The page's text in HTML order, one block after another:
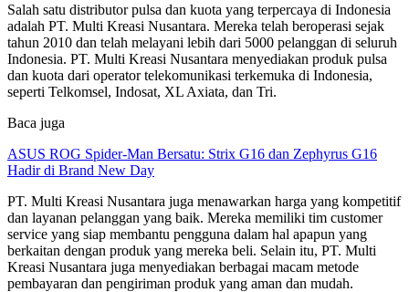
Salah satu distributor pulsa dan kuota yang terpercaya di Indonesia
adalah PT. Multi Kreasi Nusantara. Mereka telah beroperasi sejak
tahun 2010 dan telah melayani lebih dari 5000 pelanggan di seluruh
Indonesia. PT. Multi Kreasi Nusantara menyediakan produk pulsa
dan kuota dari operator telekomunikasi terkemuka di Indonesia,
seperti Telkomsel, Indosat, XL Axiata, dan Tri.
Baca juga
ASUS ROG Spider-Man Bersatu: Strix G16 dan Zephyrus G16
Hadir di Brand New Day
PT. Multi Kreasi Nusantara juga menawarkan harga yang kompetitif
dan layanan pelanggan yang baik. Mereka memiliki tim customer
service yang siap membantu pengguna dalam hal apapun yang
berkaitan dengan produk yang mereka beli. Selain itu, PT. Multi
Kreasi Nusantara juga menyediakan berbagai macam metode
pembayaran dan pengiriman produk yang aman dan mudah.